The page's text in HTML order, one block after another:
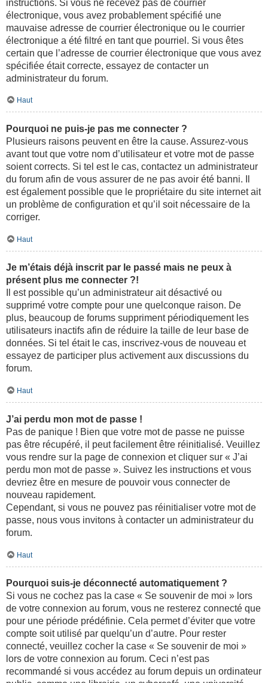
instructions. Si vous ne recevez pas de courrier
électronique, vous avez probablement spécifié une
mauvaise adresse de courrier électronique ou le courrier
électronique a été filtré en tant que pourriel. Si vous êtes
certain que l’adresse de courrier électronique que vous avez
spécifiée était correcte, essayez de contacter un
administrateur du forum.
Haut
Pourquoi ne puis-je pas me connecter ?
Plusieurs raisons peuvent en être la cause. Assurez-vous
avant tout que votre nom d’utilisateur et votre mot de passe
soient corrects. Si tel est le cas, contactez un administrateur
du forum afin de vous assurer de ne pas avoir été banni. Il
est également possible que le propriétaire du site internet ait
un problème de configuration et qu’il soit nécessaire de la
corriger.
Haut
Je m’étais déjà inscrit par le passé mais ne peux à
présent plus me connecter ?!
Il est possible qu’un administrateur ait désactivé ou
supprimé votre compte pour une quelconque raison. De
plus, beaucoup de forums suppriment périodiquement les
utilisateurs inactifs afin de réduire la taille de leur base de
données. Si tel était le cas, inscrivez-vous de nouveau et
essayez de participer plus activement aux discussions du
forum.
Haut
J’ai perdu mon mot de passe !
Pas de panique ! Bien que votre mot de passe ne puisse
pas être récupéré, il peut facilement être réinitialisé. Veuillez
vous rendre sur la page de connexion et cliquer sur « J’ai
perdu mon mot de passe ». Suivez les instructions et vous
devriez être en mesure de pouvoir vous connecter de
nouveau rapidement.
Cependant, si vous ne pouvez pas réinitialiser votre mot de
passe, nous vous invitons à contacter un administrateur du
forum.
Haut
Pourquoi suis-je déconnecté automatiquement ?
Si vous ne cochez pas la case « Se souvenir de moi » lors
de votre connexion au forum, vous ne resterez connecté que
pour une période prédéfinie. Cela permet d’éviter que votre
compte soit utilisé par quelqu’un d’autre. Pour rester
connecté, veuillez cocher la case « Se souvenir de moi »
lors de votre connexion au forum. Ceci n’est pas
recommandé si vous accédez au forum depuis un ordinateur